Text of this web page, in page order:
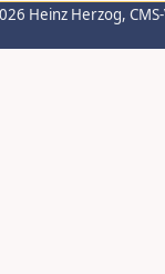
Heinz Herzog,